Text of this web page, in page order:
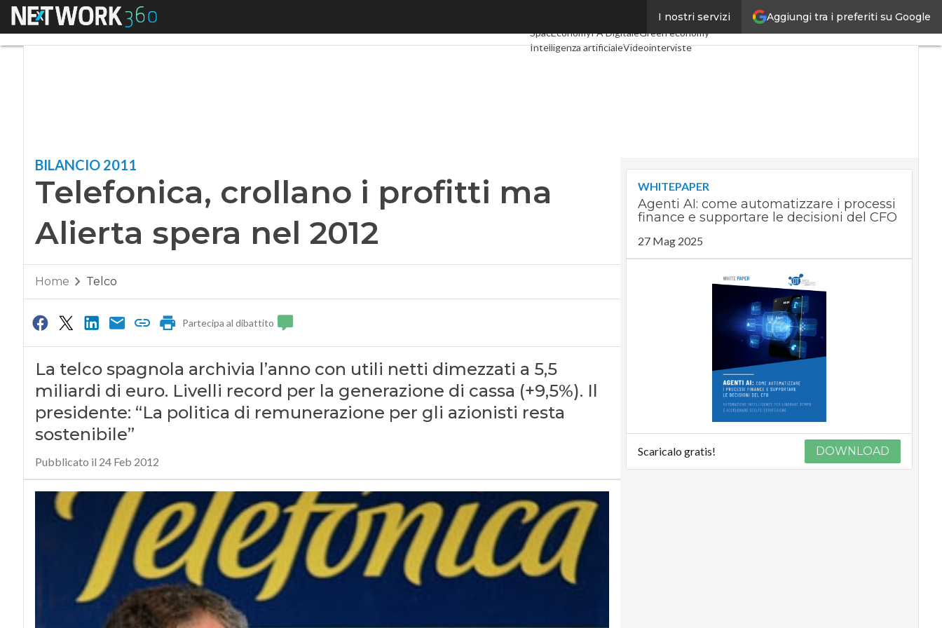
Aggiungi tra i preferiti su Google
I nostri servizi
Menu TelcoIndustria 4.0
SpacEconomyPA DigitaleGreen economy
Intelligenza artificialeVideointerviste
BILANCIO 2011
Telefonica, crollano i profitti ma
Alierta spera nel 2012
Home Telco
Partecipa al dibattito
La telco spagnola archivia l’anno con utili netti dimezzati a 5,5
miliardi di euro. Livelli record per la generazione di cassa (+9,5%). Il
presidente: “La politica di remunerazione per gli azionisti resta
sostenibile”
Pubblicato il 24 Feb 2012
WHITEPAPER
Agenti AI: come automatizzare i processi
finance e supportare le decisioni del CFO
27 Mag 2025
Scaricalo gratis! DOWNLOAD